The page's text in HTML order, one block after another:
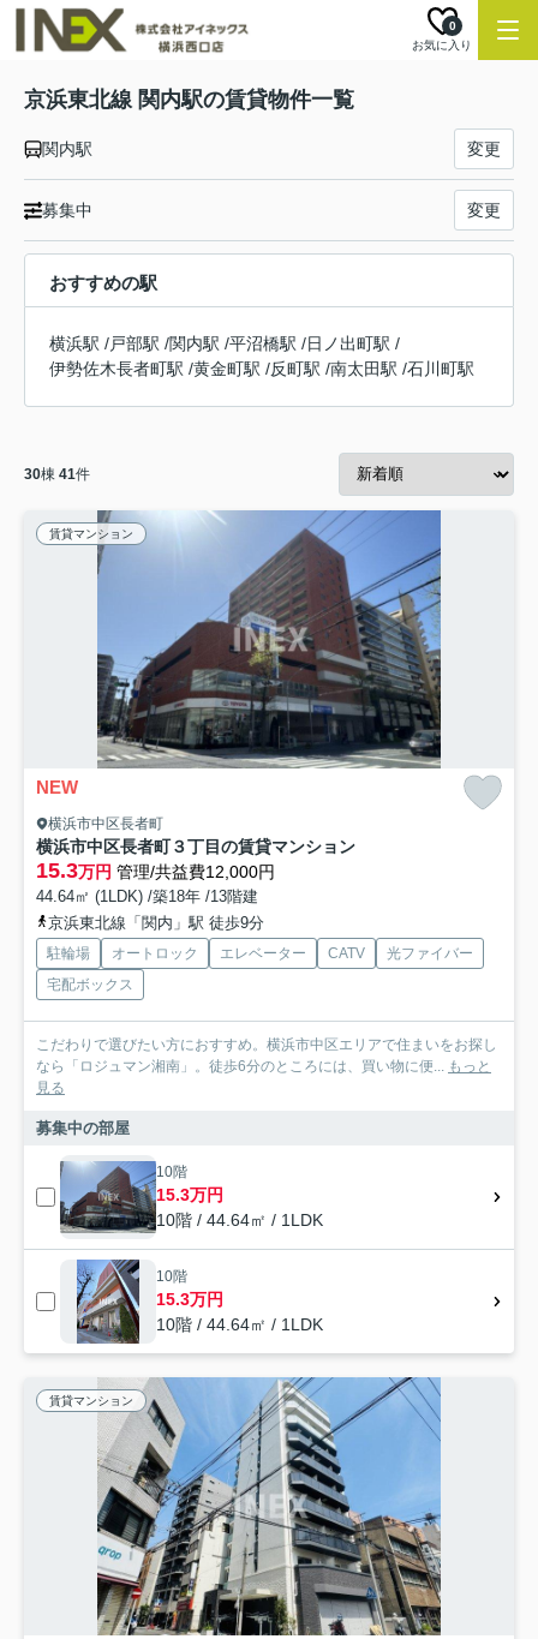
お気に入り
0
京浜東北線 関内駅の賃貸物件一覧
関内駅 変更
募集中 変更
おすすめの駅
横浜駅 /戸部駅 /関内駅 /平沼橋駅 /日ノ出町駅 /
伊勢佐木長者町駅 /黄金町駅 /反町駅 /南太田駅 /石川町駅
30棟 41件
賃貸マンション
NEW
横浜市中区長者町
横浜市中区長者町３丁目の賃貸マンション
15.3万円 管理/共益費12,000円
44.64㎡ (1LDK) /築18年 /13階建
京浜東北線「関内」駅 徒歩9分
駐輪場 オートロック エレベーター CATV
光ファイバー
宅配ボックス
こだわりで選びたい方におすすめ。横浜市中区エリアで住まいをお探し
なら「ロジュマン湘南」。徒歩6分のところには、買い物に便... もっと
見る
募集中の部屋
10階
15.3万円
10階 / 44.64㎡ / 1LDK
10階
15.3万円
10階 / 44.64㎡ / 1LDK
賃貸マンション